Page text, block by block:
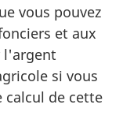
vous pouvez
et aux
l'argent
si vous
calcul de cette